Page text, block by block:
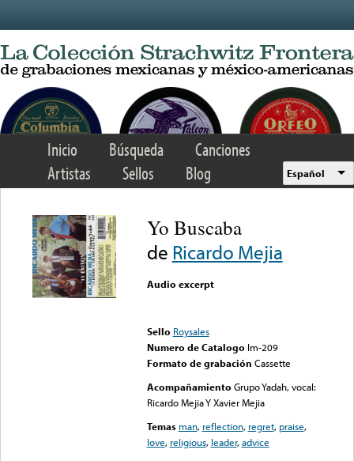
Inicio Búsqueda
Canciones
Artistas
Sellos Blog Español
Yo Buscaba
de Ricardo Mejia
Audio excerpt
Sello Roysales
Numero de Catalogo Im-209
Formato de grabación Cassette
Acompañamiento Grupo Yadah, vocal:
Ricardo Mejia Y Xavier Mejia
Temas man, reflection, regret, praise,
love, religious, leader,advice